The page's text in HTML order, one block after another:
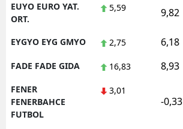
EUYO EURO YAT.
ORT.
5,59 9,82
EYGYO EYG GMYO 2,75 6,18
FADE FADE GIDA 16,83 8,93
FENER
FENERBAHCE
FUTBOL
3,01
-0,33